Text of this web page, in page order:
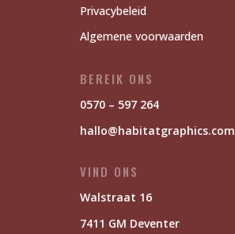
Privacybeleid
Algemene voorwaarden
BEREIK ONS
0570 – 597 264
hallo@habitatgraphics.com
VIND ONS
Walstraat 16
7411 GM Deventer